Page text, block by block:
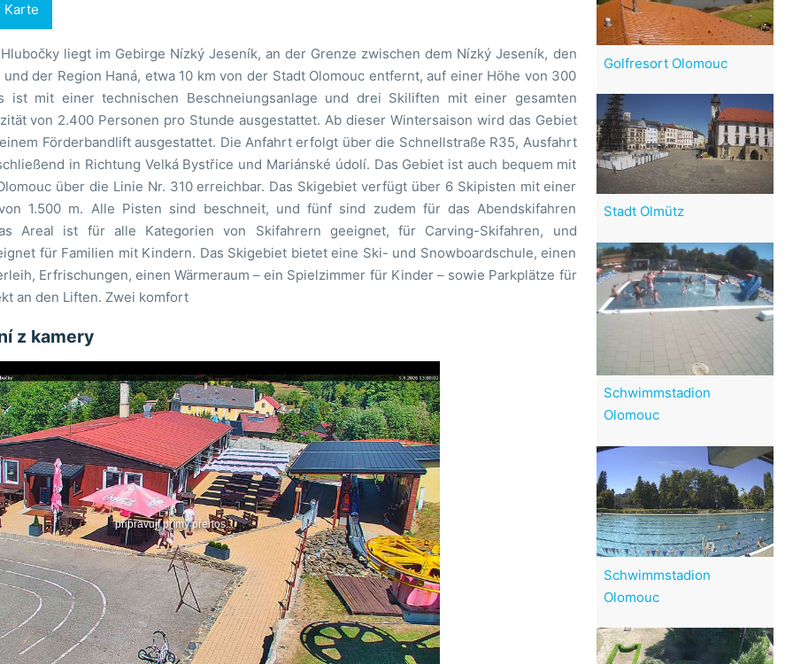
Karte
liegt im Gebirge Nízký Jeseník, an der Grenze zwischen dem Nízký Jeseník, den
und der Region Haná, etwa 10 km von der Stadt Olomouc entfernt, auf einer Höhe von 300
ist mit einer technischen Beschneiungsanlage und drei Skiliften mit einer gesamten
von 2.400 Personen pro Stunde ausgestattet. Ab dieser Wintersaison wird das Gebiet
Förderbandlift ausgestattet. Die Anfahrt erfolgt über die Schnellstraße R35, Ausfahrt
in Richtung Velká Bystřice und Mariánské údolí. Das Gebiet ist auch bequem mit
über die Linie Nr. 310 erreichbar. Das Skigebiet verfügt über 6 Skipisten mit einer
1.500 m. Alle Pisten sind beschneit, und fünf sind zudem für das Abendskifahren
Areal ist für alle Kategorien von Skifahrern geeignet, für Carving-Skifahren, und
für Familien mit Kindern. Das Skigebiet bietet eine Ski- und Snowboardschule, einen
Erfrischungen, einen Wärmeraum – ein Spielzimmer für Kinder – sowie Parkplätze für
an den Liften. Zwei komfort
z kamery
Golfresort Olomouc
Stadt Olmütz
Schwimmstadion
Olomouc
Schwimmstadion
Olomouc